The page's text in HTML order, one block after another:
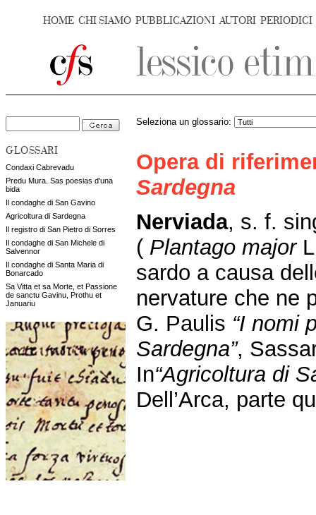
HOME CHI SIAMO PUBBLICAZIONI AUTORI PERIODICI
GLOSSARI
Condaxi Cabrevadu
Predu Mura. Sas poesias d'una
bida
Il condaghe di San Gavino
Agricoltura di Sardegna
Il registro di San Pietro di Sorres
Il condaghe di San Michele di
Salvennor
Il condaghe di Santa Maria di
Bonarcado
Sa Vitta et sa Morte, et Passione
de sanctu Gavinu, Prothu et
Januariu
Seleziona un glossario:
Opera di
Sardegna
Nerviada, s. f.
( Plantago major
sardo a causa
nervature che ne
G. Paulis “I nomi
Sardegna”,
In“Agricoltura di
Dell’Arca, parte